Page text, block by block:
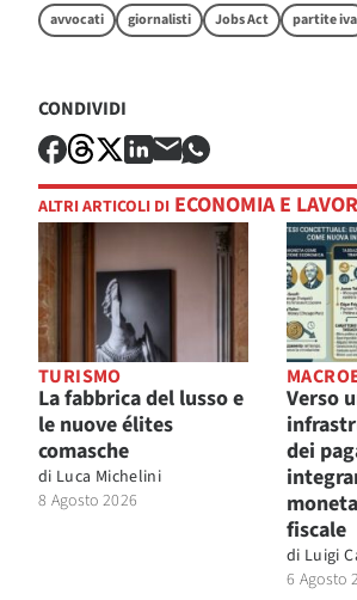
avvocati giornalisti Jobs Act partite iva
CONDIVIDI
ALTRI ARTICOLI DI ECONOMIA E
TURISMO
La fabbrica del lusso e
le nuove élites
comasche
di Luca Michelini
8 Agosto 2026
Verso
dei
fiscale
di Luigi
6 Agosto